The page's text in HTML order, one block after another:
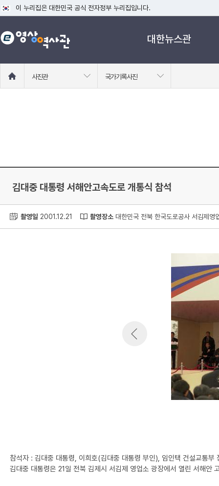
이 누리집은 대한민국 공식 전자정부 누리집입니다.
공식 누리집 주소 확인하기
go.kr 주소를 사용하는 누리집은 대한민국 정부기관이 관리하는 누리집입니
대한뉴스관
로
사진관 국가기록사진
김대중 대통령 서해안고속도로 개통식 참석
촬영일 2001.12.21 촬영장소 대한민국 전북 한국도로공사 서김제영
참석자 : 김대중 대통령, 이희호(김대중 대통령 부인), 임인택 건설교통부
김대중 대통령은 21일 전북 김제시 서김제 영업소 광장에서 열린 서해안